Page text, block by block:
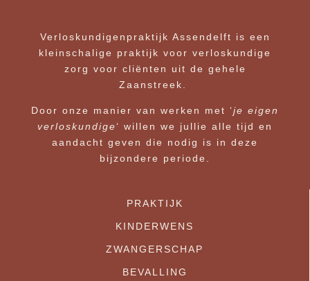
Verloskundigenpraktijk Assendelft is een
kleinschalige praktijk voor verloskundige
zorg voor cliënten uit de gehele
Zaanstreek.
Door onze manier van werken met ‘je eigen
verloskundige‘ willen we jullie alle tijd en
aandacht geven die nodig is in deze
bijzondere periode.
PRAKTIJK
KINDERWENS
ZWANGERSCHAP
BEVALLING